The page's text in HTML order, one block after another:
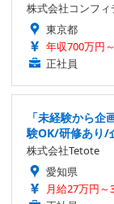
株式会社コンフ
東京都
年収700万円～
正社員
「未経験から
験OK/研修あり/
株式会社Tetote
愛知県
月給27万円～